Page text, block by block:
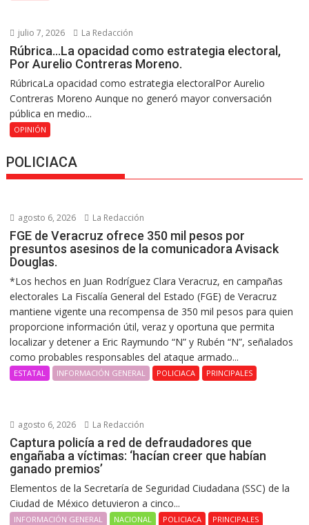
julio 7, 2026 La Redacción
Rúbrica…La opacidad como estrategia electoral,
Por Aurelio Contreras Moreno.
RúbricaLa opacidad como estrategia electoralPor Aurelio
Contreras Moreno Aunque no generó mayor conversación
pública en medio...
OPINIÓN
POLICIACA
agosto 6, 2026 La Redacción
FGE de Veracruz ofrece 350 mil pesos por
presuntos asesinos de la comunicadora Avisack
Douglas.
*Los hechos en Juan Rodríguez Clara Veracruz, en campañas
electorales La Fiscalía General del Estado (FGE) de Veracruz
mantiene vigente una recompensa de 350 mil pesos para quien
proporcione información útil, veraz y oportuna que permita
localizar y detener a Eric Raymundo “N” y Rubén “N”, señalados
como probables responsables del ataque armado...
ESTATAL INFORMACIÓN GENERAL POLICIACA PRINCIPALES
agosto 6, 2026 La Redacción
Captura policía a red de defraudadores que
engañaba a víctimas: ‘hacían creer que habían
ganado premios’
Elementos de la Secretaría de Seguridad Ciudadana (SSC) de la
Ciudad de México detuvieron a cinco...
INFORMACIÓN GENERAL NACIONAL POLICIACA PRINCIPALES